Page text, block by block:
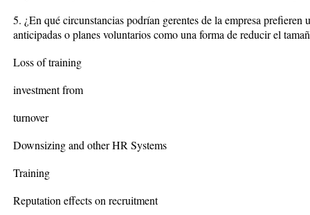
5. ¿En qué circunstancias podrían gerentes de la empresa
anticipadas o planes voluntarios como una forma de reducir el
Loss of training
investment from
turnover
Downsizing and other HR Systems
Training
Reputation effects on recruitment